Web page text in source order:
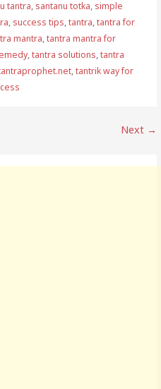
tantra, santanu totka, simple
, success tips,tantra,tantra for
mantra,tantra mantra for
,tantra solutions,tantra
,tantrik way for
Next →